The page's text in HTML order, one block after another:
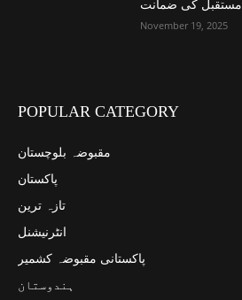
مستقبل کی ضمانت
November 19, 2025
POPULAR CATEGORY
مقبوضہ بلوچستان
پاکستان
تازہ ترین
انٹرنیشنل
پاکستانی مقبوضہ کشمیر
ہندوستان